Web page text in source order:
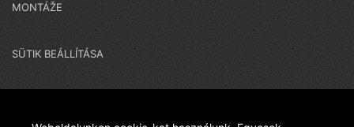
MONTÁŽE
SÜTIK BEÁLLÍTÁSA